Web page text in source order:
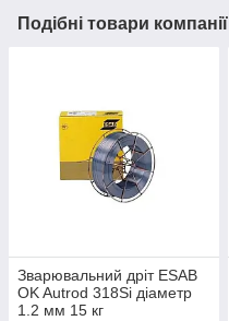
Подібні товари компанії
Зварювальний дріт ESAB
OK Autrod 318Si діаметр
1.2 мм 15 кг